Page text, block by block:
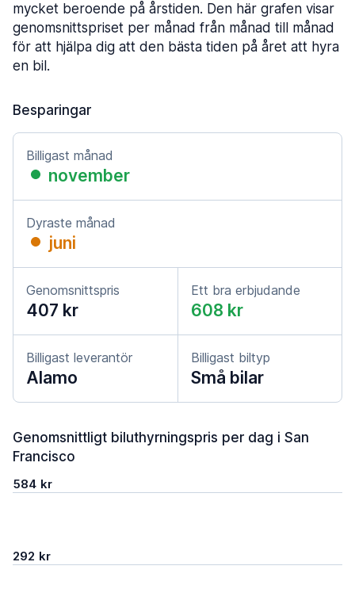
mycket beroende på årstiden. Den här grafen visar
genomsnittspriset per månad från månad till månad
för att hjälpa dig att den bästa tiden på året att hyra
en bil.
Besparingar
Billigast månad
november
Dyraste månad
juni
Genomsnittspris
407 kr
Ett bra erbjudande
608 kr
Billigast leverantör
Alamo
Billigast biltyp
Små bilar
Genomsnittligt biluthyrningspris per dag i San
Francisco
584 kr
292 kr